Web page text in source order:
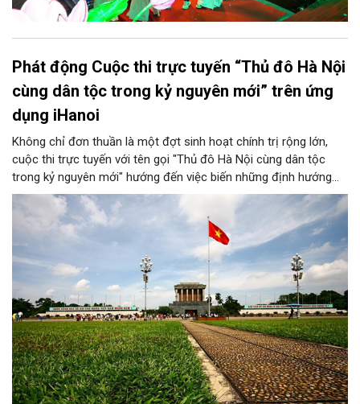
Phát động Cuộc thi trực tuyến “Thủ đô Hà Nội
cùng dân tộc trong kỷ nguyên mới” trên ứng
dụng iHanoi
Không chỉ đơn thuần là một đợt sinh hoạt chính trị rộng lớn,
cuộc thi trực tuyến với tên gọi "Thủ đô Hà Nội cùng dân tộc
trong kỷ nguyên mới" hướng đến việc biến những định hướng
chiến lược trong Nghị quyết số 02-NQ/TW của Bộ Chính trị
thành niềm tin, thành nhận thức chung của mỗi người dân.